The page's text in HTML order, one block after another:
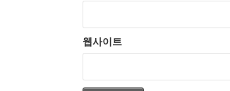
웹사이트